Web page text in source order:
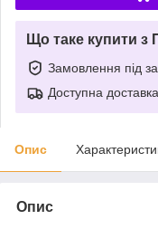
Що таке купити з
Замовлення під
Доступна доставка
Опис
Опис